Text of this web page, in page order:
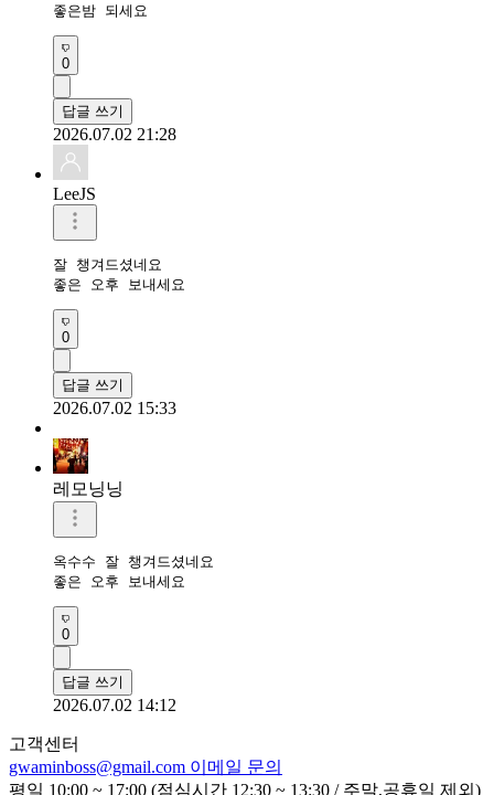
좋은밤 되세요
0
답글 쓰기
2026.07.02 21:28
LeeJS
잘 챙겨드셨네요
좋은 오후 보내세요
0
답글 쓰기
2026.07.02 15:33
레모닝닝
옥수수 잘 챙겨드셨네요
좋은 오후 보내세요
0
답글 쓰기
2026.07.02 14:12
고객센터
gwaminboss@gmail.com 이메일 문의
평일 10:00 ~ 17:00 (점심시간 12:30 ~ 13:30 / 주말,공휴일 제외)